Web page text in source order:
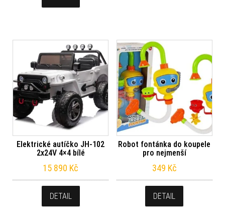
Elektrické autíčko JH-102
2x24V 4×4 bílé
15 890 Kč
DETAIL
Robot fontánka do koupele
pro nejmenší
349 Kč
DETAIL